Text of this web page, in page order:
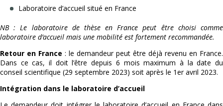
Laboratoire d’accueil situé en France
NB : Le laboratoire de thèse en France peut être choisi comme
laboratoire d’accueil mais une mobilité est fortement recommandée.
Retour en France : le demandeur peut être déjà revenu en France.
Dans ce cas, il doit l’être depuis 6 mois maximum à la date du
conseil scientifique (29 septembre 2023) soit après le 1er avril 2023.
Intégration dans le laboratoire d’accueil